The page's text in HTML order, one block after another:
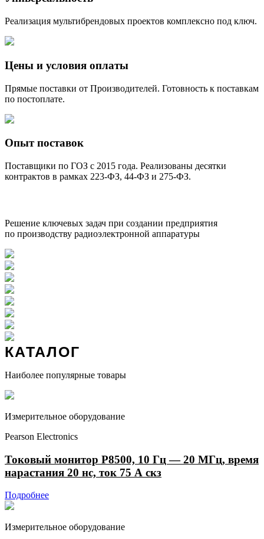
Реализация мультибрендовых проектов комплексно под ключ.
Цены и условия оплаты
Прямые поставки от Производителей. Готовность к поставкам
по постоплате.
Опыт поставок
Поставщики по ГОЗ с 2015 года. Реализованы десятки
контрактов в рамках 223-ФЗ, 44-ФЗ и 275-ФЗ.
Решение ключевых задач при создании предприятия
по производству радиоэлектронной аппаратуры
КАТАЛОГ
Наиболее популярные товары
Измерительное оборудование
Pearson Electronics
Токовый монитор P8500, 10 Гц — 20 МГц, время
нарастания 20 нс, ток 75 А скз
Подробнее
Измерительное оборудование